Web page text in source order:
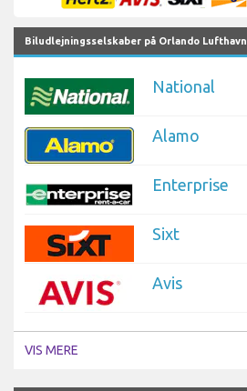
Biludlejningsselskaber på Orlando Lufthavn
National
Alamo
Enterprise
Sixt
Avis
VIS MERE